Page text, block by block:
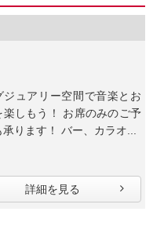
ジュアリー空間で音楽とお
楽しもう！ お席のみのご予
承ります！ バー、カラオ...
詳細を見る